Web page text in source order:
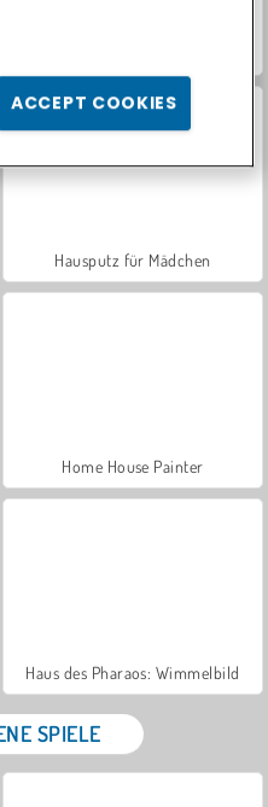
Hausputz für Mädchen
Home House Painter
Haus des Pharaos: Wimmelbild
SPIELE
ACCEPT COOKIES